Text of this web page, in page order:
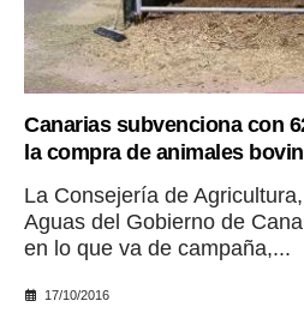
Canarias subvenciona con
la compra de animales
La Consejería de
Aguas del Gobierno de
en lo que va de campaña,...
17/10/2016